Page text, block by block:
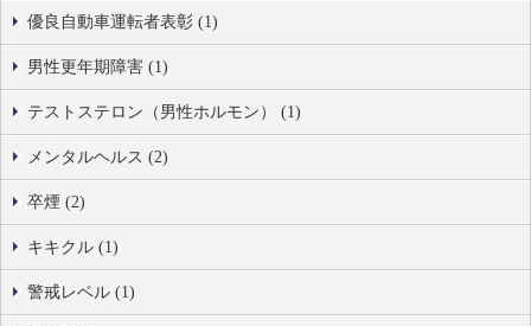
優良自動車運転者表彰 (1)
男性更年期障害 (1)
テストステロン（男性ホルモン） (1)
メンタルヘルス (2)
卒煙 (2)
キキクル (1)
警戒レベル (1)